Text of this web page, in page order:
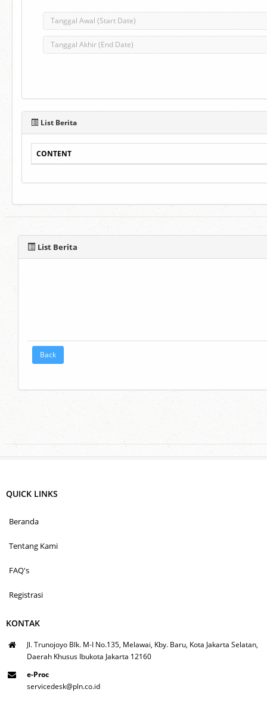
List Berita
CONTENT
List Berita
Back
QUICK LINKS
Beranda
Tentang Kami
FAQ's
Registrasi
KONTAK
Jl. Trunojoyo Blk. M-I No.135, Melawai, Kby. Baru, Kota Jakarta Selatan,
Daerah Khusus Ibukota Jakarta 12160
e-Proc
servicedesk@pln.co.id